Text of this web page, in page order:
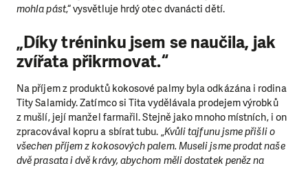
mohla pást,“ vysvětluje hrdý otec dvanácti dětí.
„Díky tréninku jsem se naučila, jak
zvířata přikrmovat.“
Na příjem z produktů kokosové palmy byla odkázána i rodina
Tity Salamidy. Zatímco si Tita vydělávala prodejem výrobků
z mušlí, její manžel farmařil. Stejně jako mnoho místních, i on
zpracovával kopru a sbírat tubu. „Kvůli tajfunu jsme přišli o
všechen příjem z kokosových palem. Museli jsme prodat naše
dvě prasata i dvě krávy, abychom měli dostatek peněz na